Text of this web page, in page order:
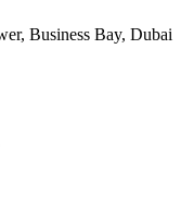
Business Bay, Dubai